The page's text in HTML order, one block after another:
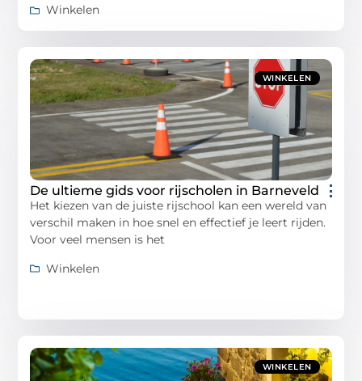
Winkelen
WINKELEN
De ultieme gids voor rijscholen in Barneveld
Het kiezen van de juiste rijschool kan een wereld van
verschil maken in hoe snel en effectief je leert rijden.
Voor veel mensen is het
Winkelen
WINKELEN